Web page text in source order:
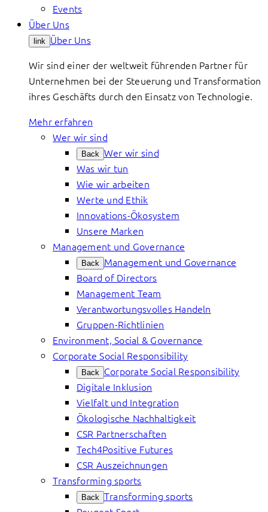
Events
Über Uns
link Über Uns
Wir sind einer der weltweit führenden Partner für
Unternehmen bei der Steuerung und Transformation
ihres Geschäfts durch den Einsatz von Technologie.
Mehr erfahren
Wer wir sind
Back Wer wir sind
Was wir tun
Wie wir arbeiten
Werte und Ethik
Innovations-Ökosystem
Unsere Marken
Management und Governance
Back Management und Governance
Board of Directors
Management Team
Verantwortungsvolles Handeln
Gruppen-Richtlinien
Environment, Social & Governance
Corporate Social Responsibility
Back Corporate Social Responsibility
Digitale Inklusion
Vielfalt und Integration
Ökologische Nachhaltigkeit
CSR Partnerschaften
Tech4Positive Futures
CSR Auszeichnungen
Transforming sports
Back Transforming sports